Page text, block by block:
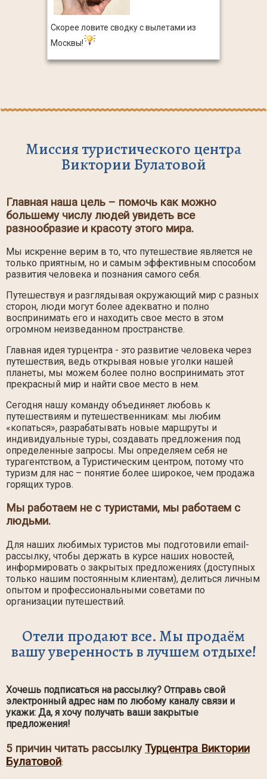
Скорее ловите сводку с вылетами из
Москвы!
Миссия туристического центра
Виктории Булатовой
Главная наша цель – помочь как можно
большему числу людей увидеть все
разнообразие и красоту этого мира.
Мы искренне верим в то, что путешествие является не
только приятным, но и самым эффективным способом
развития человека и познания самого себя.
Путешествуя и разглядывая окружающий мир с разных
сторон, люди могут более адекватно и полно
воспринимать его и находить свое место в этом
огромном неизведанном пространстве.
Главная идея турцентра - это развитие человека через
путешествия, ведь открывая новые уголки нашей
планеты, мы можем более полно воспринимать этот
прекрасный мир и найти свое место в нем.
Сегодня нашу команду объединяет любовь к
путешествиям и путешественникам: мы любим
«копаться», разрабатывать новые маршруты и
индивидуальные туры, создавать предложения под
определенные запросы. Мы определяем себя не
турагентством, а Туристическим центром, потому что
туризм для нас – понятие более широкое, чем продажа
горящих туров.
Мы работаем не с туристами, мы работаем с
людьми.
Для наших любимых туристов мы подготовили email-
рассылку, чтобы держать в курсе наших новостей,
информировать о закрытых предложениях (доступных
только нашим постоянным клиентам), делиться личным
опытом и профессиональными советами по
организации путешествий.
Отели продают все. Мы продаём
вашу уверенность в лучшем отдыхе!
Хочешь подписаться на рассылку? Отправь свой
электронный адрес нам по любому каналу связи и
укажи: Да, я хочу получать ваши закрытые
предложения!
5 причин читать рассылкуТурцентра Виктории
Булатовой: